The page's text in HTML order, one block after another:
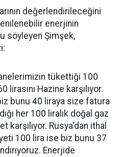
değerlendirileceğini
enerjinin
söyleyen Şimşek,
tükettiği 100
lirasını Hazine karşılıyor.
bunu 40 liraya size fatura
her 100 liralık doğal gaz
karşılıyor. Rusya'dan ithal
100 lira ise biz bunu 37
Enerjide